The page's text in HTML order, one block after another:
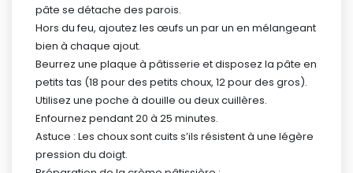
pâte se détache des parois.
Hors du feu, ajoutez les œufs un par un en mélangeant
bien à chaque ajout.
Beurrez une plaque à pâtisserie et disposez la pâte en
petits tas (18 pour des petits choux, 12 pour des gros).
Utilisez une poche à douille ou deux cuillères.
Enfournez pendant 20 à 25 minutes.
Astuce : Les choux sont cuits s’ils résistent à une légère
pression du doigt.